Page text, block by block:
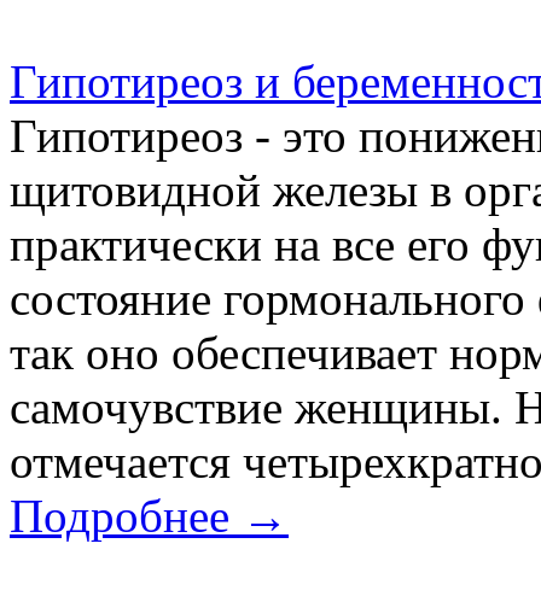
Гипотиреоз и
Гипотиреоз - это
щитовидной железы в
практически на все его
состояние
так оно обеспечивает
самочувствие женщины.
отмечается
Подробнее →